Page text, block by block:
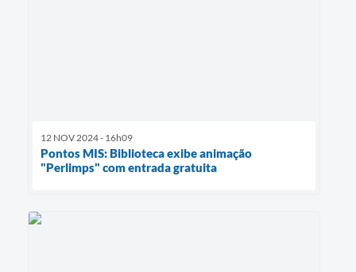
12 NOV 2024 - 16h09
Pontos MIS: Biblioteca exibe animação
"Perlimps" com entrada gratuita